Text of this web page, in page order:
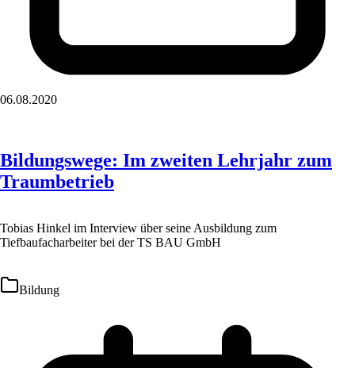
06.08.2020
Bildungswege: Im zweiten Lehrjahr zum
Traumbetrieb
Tobias Hinkel im Interview über seine Ausbildung zum
Tiefbaufacharbeiter bei der TS BAU GmbH
Bildung